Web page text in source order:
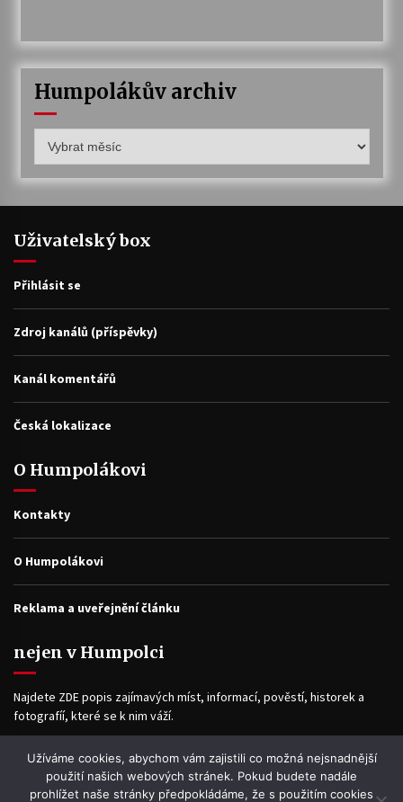
Humpolákův archiv
archiv
Uživatelský box
Přihlásit se
Zdroj kanálů (příspěvky)
Kanál komentářů
Česká lokalizace
O Humpolákovi
Kontakty
O Humpolákovi
Reklama a uveřejnění článku
nejen v Humpolci
Najdete ZDE popis zajímavých míst, informací, pověstí, historek a
fotografíí, které se k nim váží.
Facebook
Užíváme cookies, abychom vám zajistili co možná nejsnadnější
použití našich webových stránek. Pokud budete nadále
prohlížet naše stránky předpokládáme, že s použitím cookies